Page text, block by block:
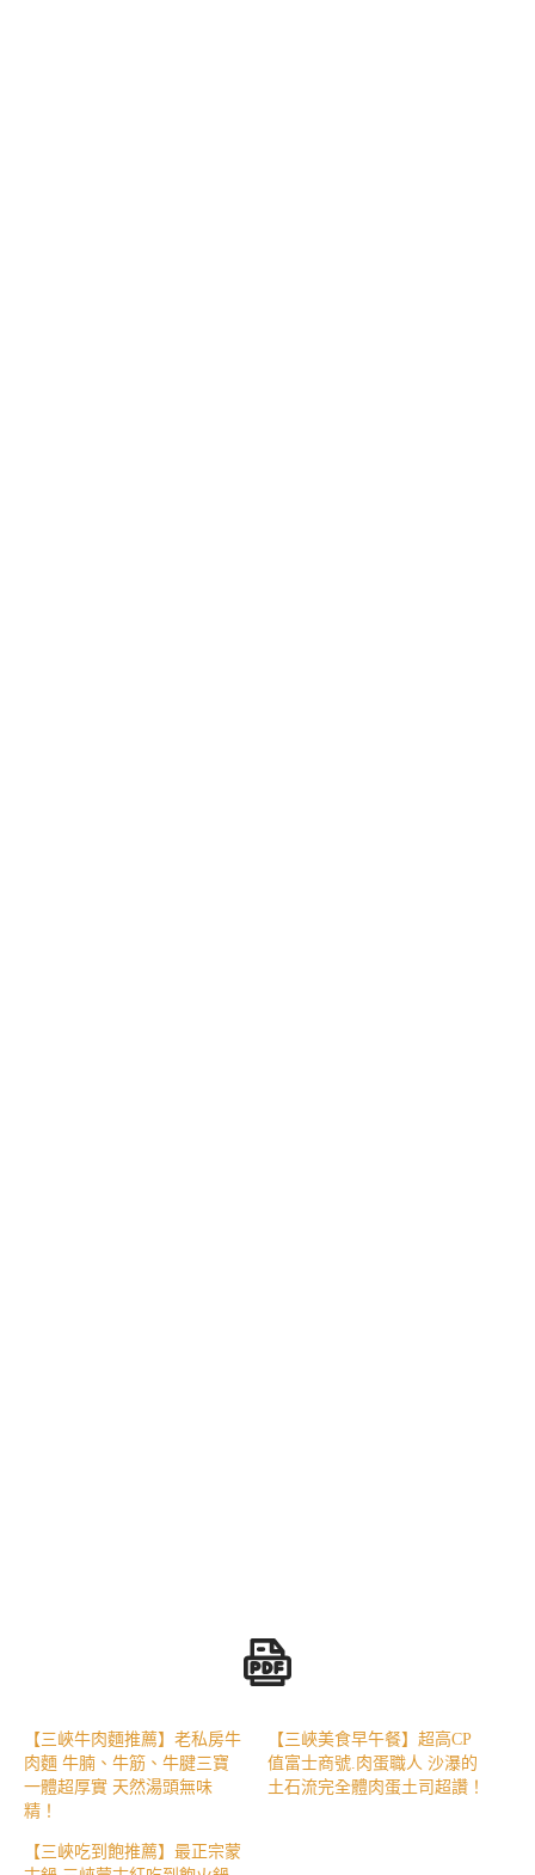
【三峽牛肉麵推薦】老私房牛
肉麵 牛腩、牛筋、牛腱三寶
一體超厚實 天然湯頭無味
精！
【三峽美食早午餐】超高CP
值富士商號.肉蛋職人 沙瀑的
土石流完全體肉蛋土司超讚！
【三峽吃到飽推薦】最正宗蒙